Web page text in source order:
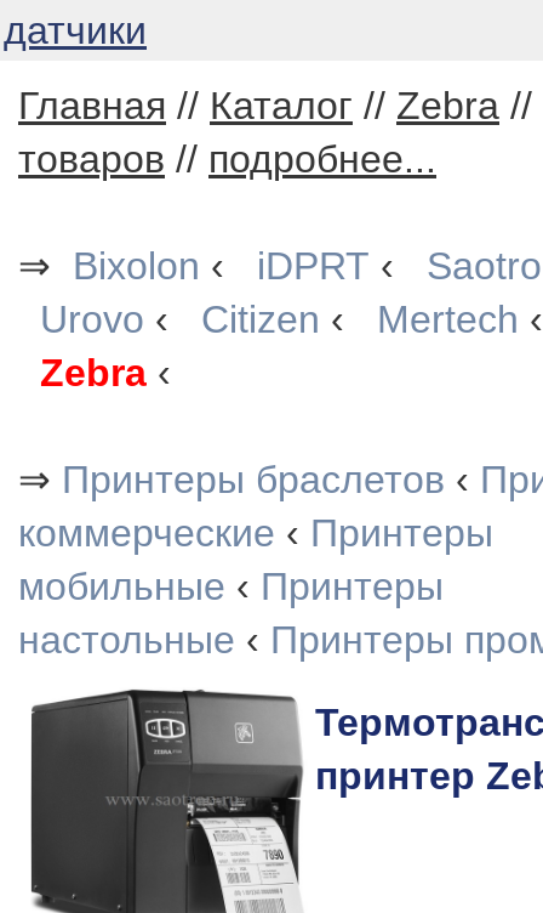
датчики
Главная // Каталог // Zebra //
товаров // подробнее...
⇒ Bixolon ‹ iDPRT ‹
Urovo ‹ Citizen ‹ Mertech
Zebra ‹
⇒ Принтеры браслетов ‹
коммерческие ‹ Принтеры
мобильные ‹ Принтеры
настольные ‹ Принтеры
принтер